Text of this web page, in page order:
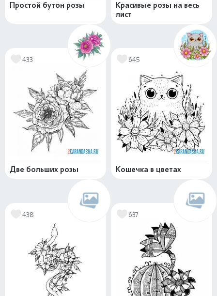
Простой бутон розы
Красивые розы на весь
лист
433
Две больших розы
645
Кошечка в цветах
438 637